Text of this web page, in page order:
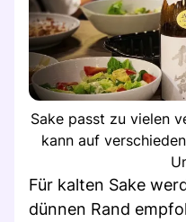
Sake passt zu vielen
kann auf
Für kalten Sake
dünnen Rand